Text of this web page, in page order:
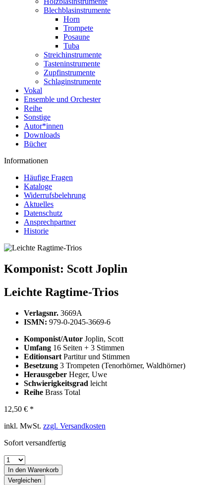
Blechblasinstrumente
Horn
Trompete
Posaune
Tuba
Streichinstrumente
Tasteninstrumente
Zupfinstrumente
Schlaginstrumente
Vokal
Ensemble und Orchester
Reihe
Sonstige
Autor*innen
Downloads
Bücher
Informationen
Häufige Fragen
Kataloge
Widerrufsbelehrung
Aktuelles
Datenschutz
Ansprechpartner
Historie
Komponist: Scott Joplin
Leichte Ragtime-Trios
Verlagsnr. 3669A
ISMN: 979-0-2045-3669-6
Komponist/Autor Joplin, Scott
Umfang 16 Seiten + 3 Stimmen
Editionsart Partitur und Stimmen
Besetzung 3 Trompeten (Tenorhörner, Waldhörner)
Herausgeber Heger, Uwe
Schwierigkeitsgrad leicht
Reihe Brass Total
12,50 € *
inkl. MwSt. zzgl. Versandkosten
Sofort versandfertig
In den Warenkorb
Vergleichen